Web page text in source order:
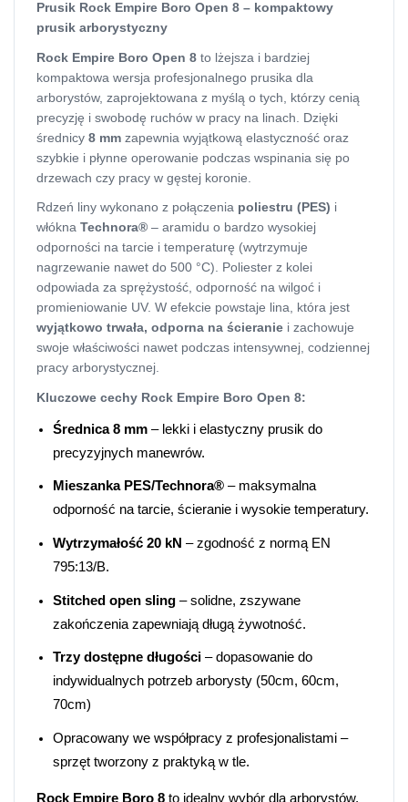
Prusik Rock Empire Boro Open 8 – kompaktowy
prusik arborystyczny
Rock Empire Boro Open 8 to lżejsza i bardziej
kompaktowa wersja profesjonalnego prusika dla
arborystów, zaprojektowana z myślą o tych, którzy cenią
precyzję i swobodę ruchów w pracy na linach. Dzięki
średnicy 8 mm zapewnia wyjątkową elastyczność oraz
szybkie i płynne operowanie podczas wspinania się po
drzewach czy pracy w gęstej koronie.
Rdzeń liny wykonano z połączenia poliestru (PES) i
włókna Technora® – aramidu o bardzo wysokiej
odporności na tarcie i temperaturę (wytrzymuje
nagrzewanie nawet do 500 °C). Poliester z kolei
odpowiada za sprężystość, odporność na wilgoć i
promieniowanie UV. W efekcie powstaje lina, która jest
wyjątkowo trwała, odporna na ścieranie i zachowuje
swoje właściwości nawet podczas intensywnej, codziennej
pracy arborystycznej.
Kluczowe cechy Rock Empire Boro Open 8:
Średnica 8 mm – lekki i elastyczny prusik do
precyzyjnych manewrów.
Mieszanka PES/Technora® – maksymalna
odporność na tarcie, ścieranie i wysokie temperatury.
Wytrzymałość 20 kN – zgodność z normą EN
795:13/B.
Stitched open sling – solidne, zszywane
zakończenia zapewniają długą żywotność.
Trzy dostępne długości – dopasowanie do
indywidualnych potrzeb arborysty (50cm, 60cm,
70cm)
Opracowany we współpracy z profesjonalistami –
sprzęt tworzony z praktyką w tle.
Rock Empire Boro 8 to idealny wybór dla arborystów,